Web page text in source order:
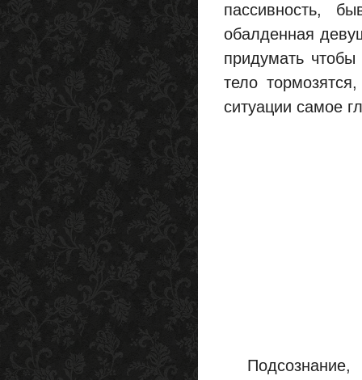
пассивность,
обалденная
придумать
тело
ситуации самое
Подсознание,